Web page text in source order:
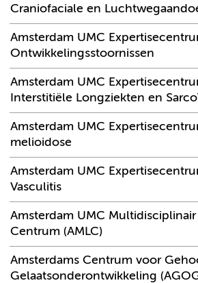
Craniofaciale en
Amsterdam UMC
Ontwikkelingsstoornissen
Amsterdam UMC
Interstitiële Longziekten en
Amsterdam UMC
melioidose
Amsterdam UMC
Vasculitis
Amsterdam UMC
Centrum (AMLC)
Amsterdams Centrum voor
Gelaatsonderontwikkeling